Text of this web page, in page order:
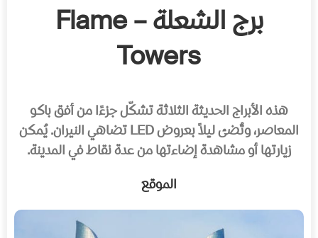
برج الشعلة – Flame
Towers
هذه الأبراج الحديثة الثلاثة تشكّل جزءًا من أفق باكو
المعاصر، وتُضئ ليلاً بعروض LED تضاهي النيران. يُمكن
زيارتها أو مشاهدة إضاءتها من عدة نقاط في المدينة.
الموقع